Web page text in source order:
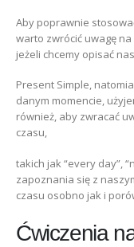
Aby poprawnie
warto zwrócić uwagę
jeżeli chcemy opisać
Present Simple,
danym momencie,
również, aby zwracać
czasu,
takich jak “every day”,
zapoznania się z
czasu osobno jak i
Ćwiczenia